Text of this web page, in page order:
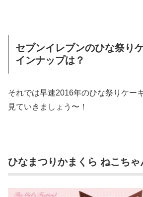
セブンイレブンのひな祭り
インナップは？
それでは早速2016年のひな祭りケー
見ていきましょう〜！
ひなまつりかまくら ねこちゃ